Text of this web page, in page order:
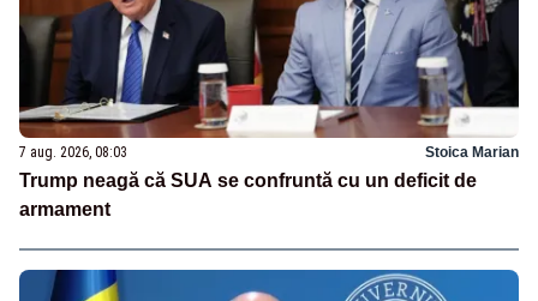
7 aug. 2026, 08:03 Stoica Marian
Trump neagă că SUA se confruntă cu un deficit de
armament